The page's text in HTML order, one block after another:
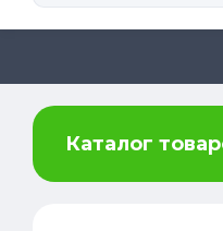
Каталог